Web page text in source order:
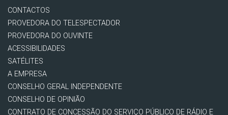
CONTACTOS
PROVEDORA DO TELESPECTADOR
PROVEDORA DO OUVINTE
ACESSIBILIDADES
SATÉLITES
A EMPRESA
CONSELHO GERAL INDEPENDENTE
CONSELHO DE OPINIÃO
CONTRATO DE CONCESSÃO DO SERVIÇO PÚBLICO DE RÁDIO E